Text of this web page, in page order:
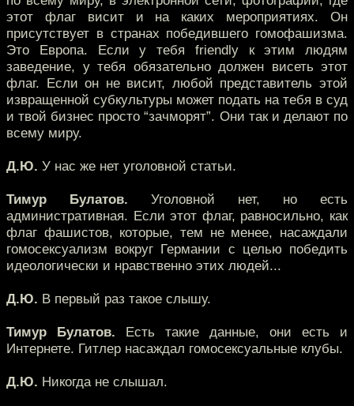
этот флаг висит и на каких мероприятиях. Он
присутствует в странах победившего гомофашизма.
Это Европа. Если у тебя friendly к этим людям
заведение, у тебя обязательно должен висеть этот
флаг. Если он не висит, любой представитель этой
извращенной субкультуры может подать на тебя в суд
и твой бизнес просто “зачморят”. Они так и делают по
всему миру.
Д.Ю. У нас же нет уголовной статьи.
Тимур Булатов. Уголовной нет, но есть
административная. Если этот флаг, равносильно, как
флаг фашистов, которые, тем не менее, насаждали
гомосексуализм вокруг Германии с целью победить
идеологически и нравственно этих людей...
Д.Ю. В первый раз такое слышу.
Тимур Булатов. Есть такие данные, они есть и
Интернете. Гитлер насаждал гомосексуальные клубы.
Д.Ю. Никогда не слышал.